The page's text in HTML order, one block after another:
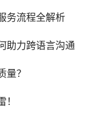
务流程全解析
助力跨语言沟通
量？